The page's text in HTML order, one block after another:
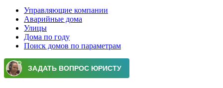
Управляющие компании
Аварийные дома
Улицы
Дома по году
Поиск домов по параметрам